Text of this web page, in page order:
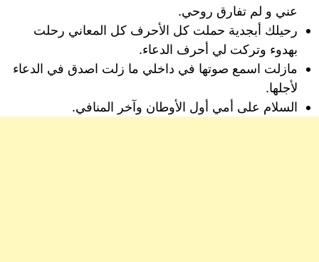
عني و لم تفارق روحي.
رحيلك أبجدية حملت كل الأحرف كل المعاني رحلت
بهدوء وتركت لي أحرف الدعاء.
مازلت اسمع صوتها في داخلي ما زلت اصدق في الدعاء
لأجلها.
السلام على أمي أول الأوطان وآخر المنافي.